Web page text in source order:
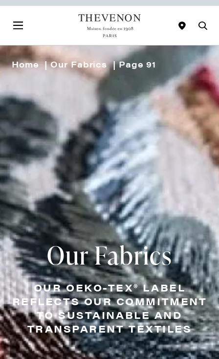
Home Our Fabrics Page 91
Our Fabrics
OUR OEKO-TEX® LABEL
REFLECTS OUR COMMITMENT
TO SUSTAINABLE AND
TRANSPARENT TEXTILES